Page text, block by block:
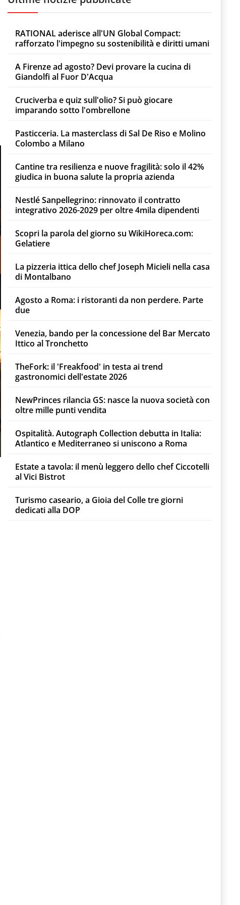
RATIONAL aderisce all'UN Global Compact:
rafforzato l'impegno su sostenibilità e diritti umani
A Firenze ad agosto? Devi provare la cucina di
Giandolfi al Fuor D'Acqua
Cruciverba e quiz sull'olio? Si può giocare
imparando sotto l'ombrellone
Pasticceria. La masterclass di Sal De Riso e Molino
Colombo a Milano
Cantine tra resilienza e nuove fragilità: solo il 42%
giudica in buona salute la propria azienda
Nestlé Sanpellegrino: rinnovato il contratto
integrativo 2026-2029 per oltre 4mila dipendenti
Scopri la parola del giorno su WikiHoreca.com:
Gelatiere
La pizzeria ittica dello chef Joseph Micieli nella casa
di Montalbano
Agosto a Roma: i ristoranti da non perdere. Parte
due
Venezia, bando per la concessione del Bar Mercato
Ittico al Tronchetto
TheFork: il 'Freakfood' in testa ai trend
gastronomici dell'estate 2026
NewPrinces rilancia GS: nasce la nuova società con
oltre mille punti vendita
Ospitalità. Autograph Collection debutta in Italia:
Atlantico e Mediterraneo si uniscono a Roma
Estate a tavola: il menù leggero dello chef Ciccotelli
al Vici Bistrot
Turismo caseario, a Gioia del Colle tre giorni
dedicati alla DOP